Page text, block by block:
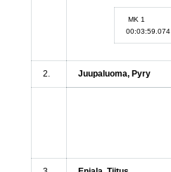
MK 1
00:03:59.074
2. Juupaluoma, Pyry